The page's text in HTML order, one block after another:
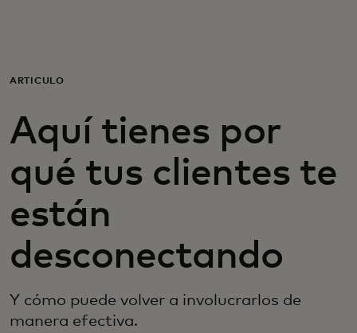
Para empresas
Para el mundo
Para innovadores
Noticias y tendencias
ARTÍCULO
Aquí tienes por
qué tus clientes te
están
desconectando
Y cómo puede volver a involucrarlos de
manera efectiva.